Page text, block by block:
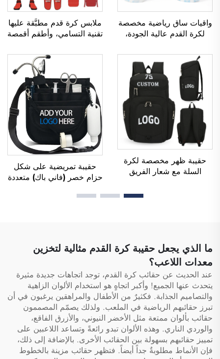
واقيات ساق رياضية مخصصة
لكرة القدم عالية الجودة،
القدم، وواقيات للساقين،
وواقيات للساق (شين غارد)
لرياضة كرة القدم والكرة
المستديرة
ملابس كرة قدم مطبَّقة عليها
تقنية التسامي، وأطقم أقمصة
أثناء التدريب، وملابس رياضية
مخصصة لكرة القدم، وزي
فريق كرة القدم
حقيبة ظهر مخصصة لكرة
السلة مع شعار الفريق
الاستخدام، مدرسية، حرارية،
حقيبة تمريضية على شكل
حزام خصر (فاني باك) متعددة
يحتوي على أقسام متعددة،
ما الذي يجعل حقيبة كرة القدم مثالية لتخزين
معدات اللاعب؟
عند الحديث عن حقائب كرة القدم، توجد اتجاهات جديدة مثيرة
يتحدث عنها الجميع! وأكبر اتجاهٍ هو استخدام الألوان الزاهية
والتصاميم الجذابة. فكثيرٌ من الأطفال والمراهقين يرغبون في أن
تبرز حقائبهم الرياضية في الملعب. ولذلك يصمّم المصممون
حقائب بألوان ممتعة مثل الأخضر النيوني، والأزرق الفاقع،
والوردي الناري. وهذه الألوان تبدو رائعةً وتساعد اللاعبين على
تمييز حقائبهم بسهولة بين الحقائب الأخرى. بالإضافة إلى ذلك،
فإن الأنماط مطلوبةٌ جداً أيضاً. فتظهر حقائب مزينة بالخطوط